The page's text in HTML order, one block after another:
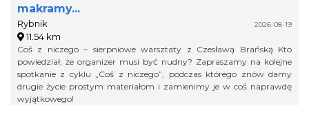
makramy...
Rybnik 2026-08-19
11.54 km
Coś z niczego – sierpniowe warsztaty z Czesławą Brańską Kto
powiedział, że organizer musi być nudny? Zapraszamy na kolejne
spotkanie z cyklu „Coś z niczego”, podczas którego znów damy
drugie życie prostym materiałom i zamienimy je w coś naprawdę
wyjątkowego!